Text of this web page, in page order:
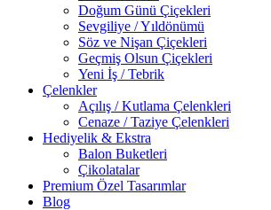
Doğum Günü Çiçekleri
Sevgiliye / Yıldönümü
Söz ve Nişan Çiçekleri
Geçmiş Olsun Çiçekleri
Yeni İş / Tebrik
Çelenkler
Açılış / Kutlama Çelenkleri
Cenaze / Taziye Çelenkleri
Hediyelik & Ekstra
Balon Buketleri
Çikolatalar
Premium Özel Tasarımlar
Blog